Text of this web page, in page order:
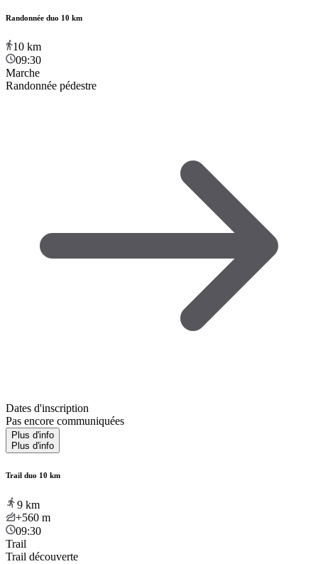
Randonnée duo 10 km
10 km
09:30
Marche
Randonnée pédestre
Dates d'inscription
Pas encore communiquées
Plus d'info
Plus d'info
Trail duo 10 km
9 km
+560 m
09:30
Trail
Trail découverte